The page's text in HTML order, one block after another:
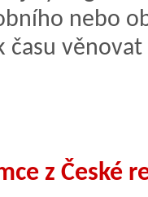
nebo
času
z České